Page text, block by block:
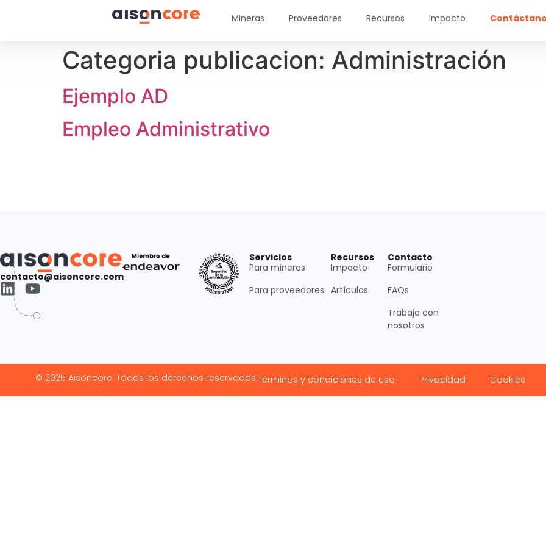
Mineras Proveedores Recursos Impacto
Categoria publicacion: Administración
Ejemplo AD
Empleo Administrativo
contacto@aisoncore.com
Servicios
Para mineras
Para proveedores
Recursos
Impacto
Artículos
Contacto
Formulario
FAQs
Trabaja con
nosotros
© 2025 Aisoncore. Todos los derechos reservados.Términos y condiciones de uso Privacidad Cookies